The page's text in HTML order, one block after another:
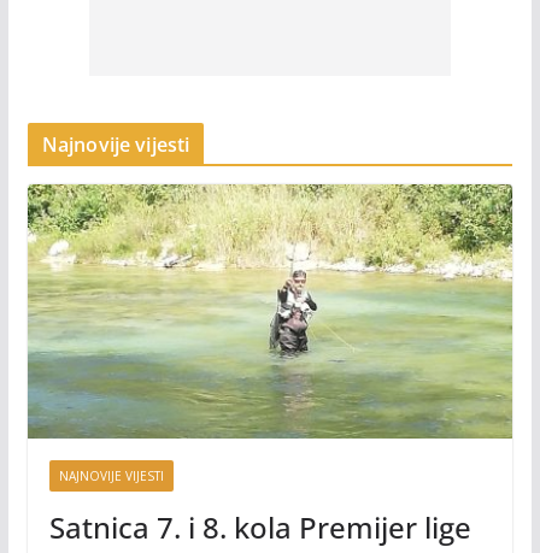
Najnovije vijesti
NAJNOVIJE VIJESTI
Satnica 7. i 8. kola Premijer lige